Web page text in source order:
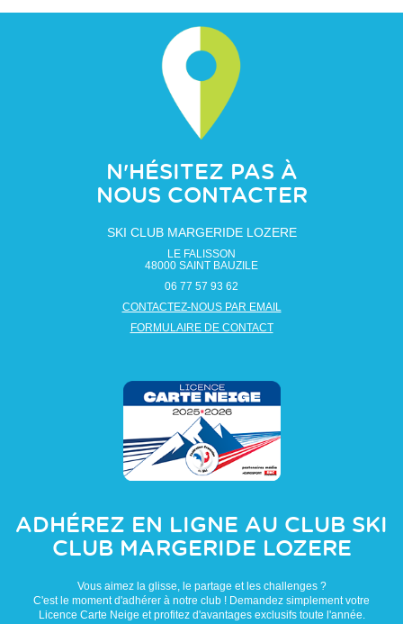
N'HÉSITEZ PAS À
NOUS CONTACTER
SKI CLUB MARGERIDE LOZERE
LE FALISSON
48000 SAINT BAUZILE
06 77 57 93 62
CONTACTEZ-NOUS PAR EMAIL
FORMULAIRE DE CONTACT
ADHÉREZ EN LIGNE AU CLUB SKI
CLUB MARGERIDE LOZERE
Vous aimez la glisse, le partage et les challenges ?
C'est le moment d'adhérer à notre club ! Demandez simplement votre
Licence Carte Neige et profitez d'avantages exclusifs toute l'année.